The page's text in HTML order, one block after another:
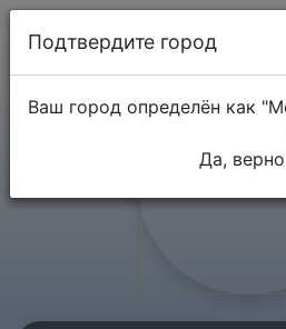
Подтвердите город
Ваш город определён как
Да, верно